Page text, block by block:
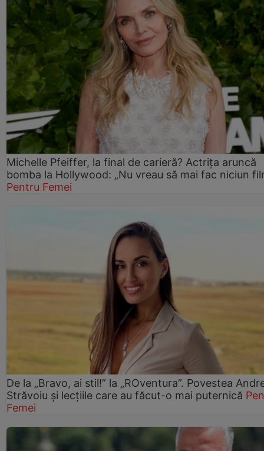
Michelle Pfeiffer, la final de carieră? Actrița aruncă
bomba la Hollywood: „Nu vreau să mai fac niciun
Pentru Femei
De la „Bravo, ai stil!” la „ROventura”. Povestea
Străvoiu și lecțiile care au făcut-o mai puternică
Femei